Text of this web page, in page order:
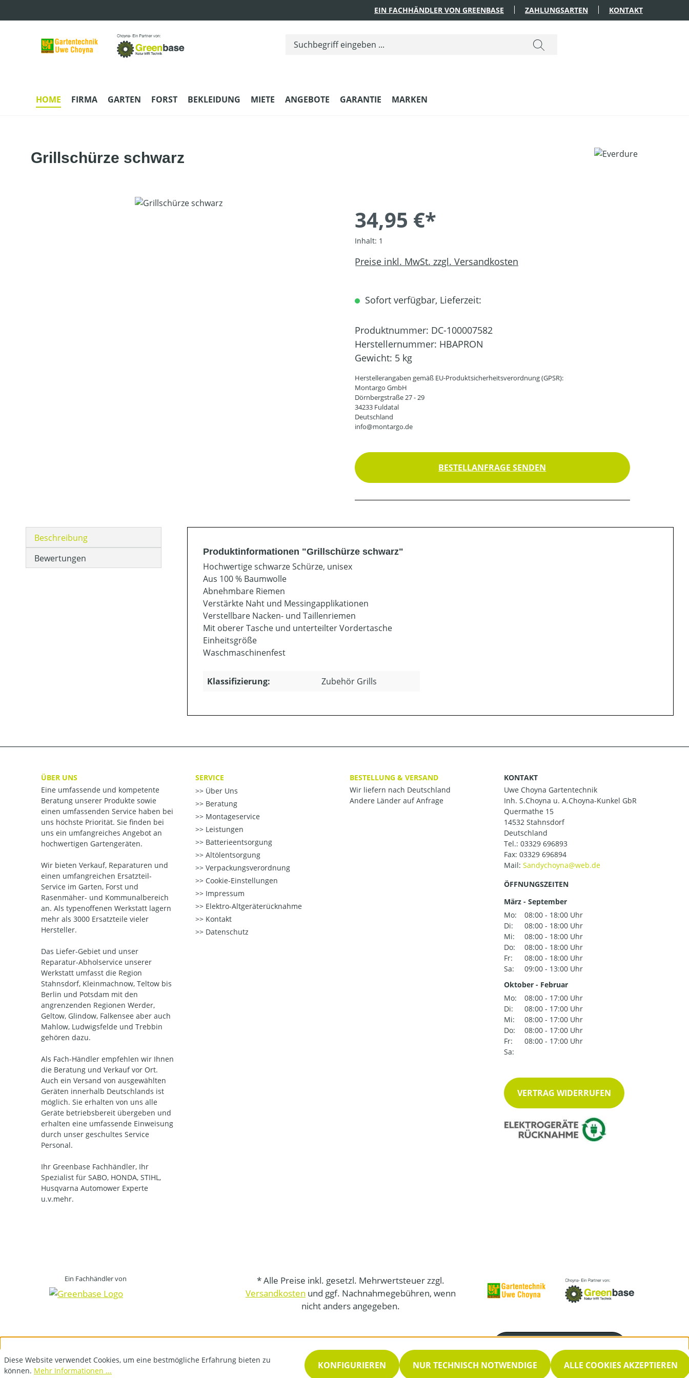
EIN FACHHÄNDLER VON GREENBASE ZAHLUNGSARTEN KONTAKT
HOME FIRMA GARTEN FORST BEKLEIDUNG MIETE ANGEBOTE GARANTIE MARKEN
Grillschürze schwarz
34,95 €*
Inhalt: 1
Preise inkl. MwSt. zzgl. Versandkosten
Sofort verfügbar, Lieferzeit:
Produktnummer: DC-100007582
Herstellernummer: HBAPRON
Gewicht: 5 kg
Herstellerangaben gemäß EU-Produktsicherheitsverordnung (GPSR):
Montargo GmbH
Dörnbergstraße 27 - 29
34233 Fuldatal
Deutschland
info@montargo.de
BESTELLANFRAGE SENDEN
Beschreibung
Bewertungen
Produktinformationen "Grillschürze schwarz"
Hochwertige schwarze Schürze, unisex
Aus 100 % Baumwolle
Abnehmbare Riemen
Verstärkte Naht und Messingapplikationen
Verstellbare Nacken- und Taillenriemen
Mit oberer Tasche und unterteilter Vordertasche
Einheitsgröße
Waschmaschinenfest
Klassifizierung: Zubehör Grills
ÜBER UNS
Eine umfassende und kompetente
Beratung unserer Produkte sowie
einen umfassenden Service haben bei
uns höchste Priorität. Sie finden bei
uns ein umfangreiches Angebot an
hochwertigen Gartengeräten.
Wir bieten Verkauf, Reparaturen und
einen umfangreichen Ersatzteil-
Service im Garten, Forst und
Rasenmäher- und Kommunalbereich
an. Als typenoffenen Werkstatt lagern
mehr als 3000 Ersatzteile vieler
Hersteller.
Das Liefer-Gebiet und unser
Reparatur-Abholservice unserer
Werkstatt umfasst die Region
Stahnsdorf, Kleinmachnow, Teltow bis
Berlin und Potsdam mit den
angrenzenden Regionen Werder,
Geltow, Glindow, Falkensee aber auch
Mahlow, Ludwigsfelde und Trebbin
gehören dazu.
Als Fach-Händler empfehlen wir Ihnen
die Beratung und Verkauf vor Ort.
Auch ein Versand von ausgewählten
Geräten innerhalb Deutschlands ist
möglich. Sie erhalten von uns alle
Geräte betriebsbereit übergeben und
erhalten eine umfassende Einweisung
durch unser geschultes Service
Personal.
Ihr Greenbase Fachhändler, Ihr
Spezialist für SABO, HONDA, STIHL,
Husqvarna Automower Experte
u.v.mehr.
SERVICE
Über Uns
Beratung
Montageservice
Leistungen
Batterieentsorgung
Altölentsorgung
Verpackungsverordnung
Cookie-Einstellungen
Impressum
Elektro-Altgeräterücknahme
Kontakt
Datenschutz
BESTELLUNG & VERSAND
Wir liefern nach Deutschland
Andere Länder auf Anfrage
KONTAKT
Uwe Choyna Gartentechnik
Inh. S.Choyna u. A.Choyna-Kunkel GbR
Quermathe 15
14532 Stahnsdorf
Deutschland
Tel.: 03329 696893
Fax: 03329 696894
Mail:
ÖFFNUNGSZEITEN
März - September
Mo:
08:00 - 18:00 Uhr
Di:
08:00 - 18:00 Uhr
Mi:
08:00 - 18:00 Uhr
Do:
08:00 - 18:00 Uhr
Fr:
08:00 - 18:00 Uhr
Sa:
09:00 - 13:00 Uhr
Oktober - Februar
Mo:
08:00 - 17:00 Uhr
Di:
08:00 - 17:00 Uhr
Mi:
08:00 - 17:00 Uhr
Do:
08:00 - 17:00 Uhr
Fr:
08:00 - 17:00 Uhr
Sa:
VERTRAG WIDERRUFEN
Ein Fachhändler von
* Alle Preise inkl. gesetzl. Mehrwertsteuer zzgl.
Versandkosten und ggf. Nachnahmegebühren, wenn
nicht anders angegeben.
03329 696893
Servicezeiten
Diese Website verwendet Cookies, um eine bestmögliche Erfahrung bieten zu
können. Mehr Informationen ... NUR TECHNISCH NOTWENDIGE
KONFIGURIEREN ALLE COOKIES AKZEPTIEREN